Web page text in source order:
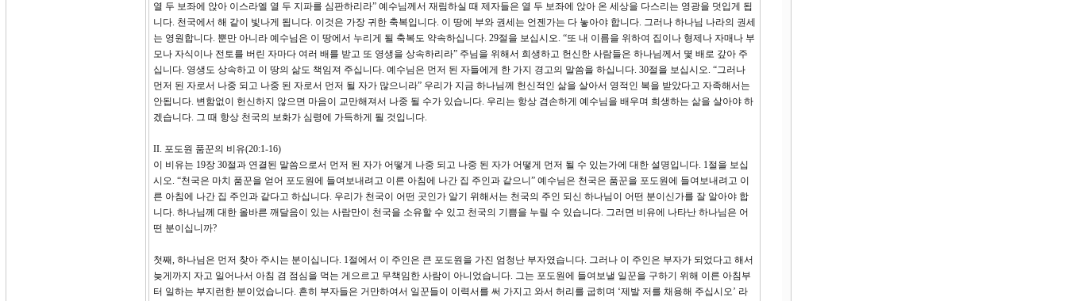
열 두 보좌에 앉아 이스라엘 열 두 지파를 심판하리라” 예수님께서 재림하실 때 제자들은 열 두 보좌에 앉아 온 세상을 다스리는 영광을 덧입게 됩
니다. 천국에서 해 같이 빛나게 됩니다. 이것은 가장 귀한 축복입니다. 이 땅에 부와 권세는 언젠가는 다 놓아야 합니다. 그러나 하나님 나라의 권세
는 영원합니다. 뿐만 아니라 예수님은 이 땅에서 누리게 될 축복도 약속하십니다. 29절을 보십시오. “또 내 이름을 위하여 집이나 형제나 자매나 부
모나 자식이나 전토를 버린 자마다 여러 배를 받고 또 영생을 상속하리라” 주님을 위해서 희생하고 헌신한 사람들은 하나님께서 몇 배로 갚아 주
십니다. 영생도 상속하고 이 땅의 삶도 책임져 주십니다. 예수님은 먼저 된 자들에게 한 가지 경고의 말씀을 하십니다. 30절을 보십시오. “그러나
먼저 된 자로서 나중 되고 나중 된 자로서 먼저 될 자가 많으니라” 우리가 지금 하나님께 헌신적인 삶을 살아서 영적인 복을 받았다고 자족해서는
안됩니다. 변함없이 헌신하지 않으면 마음이 교만해져서 나중 될 수가 있습니다. 우리는 항상 겸손하게 예수님을 배우며 희생하는 삶을 살아야 하
겠습니다. 그 때 항상 천국의 보화가 심령에 가득하게 될 것입니다.
II. 포도원 품꾼의 비유(20:1-16)
이 비유는 19장 30절과 연결된 말씀으로서 먼저 된 자가 어떻게 나중 되고 나중 된 자가 어떻게 먼저 될 수 있는가에 대한 설명입니다. 1절을 보십
시오. “천국은 마치 품꾼을 얻어 포도원에 들여보내려고 이른 아침에 나간 집 주인과 같으니” 예수님은 천국은 품꾼을 포도원에 들여보내려고 이
른 아침에 나간 집 주인과 같다고 하십니다. 우리가 천국이 어떤 곳인가 알기 위해서는 천국의 주인 되신 하나님이 어떤 분이신가를 잘 알아야 합
니다. 하나님께 대한 올바른 깨달음이 있는 사람만이 천국을 소유할 수 있고 천국의 기쁨을 누릴 수 있습니다. 그러면 비유에 나타난 하나님은 어
떤 분이십니까?
첫째, 하나님은 먼저 찾아 주시는 분이십니다. 1절에서 이 주인은 큰 포도원을 가진 엄청난 부자였습니다. 그러나 이 주인은 부자가 되었다고 해서
늦게까지 자고 일어나서 아침 겸 점심을 먹는 게으르고 무책임한 사람이 아니었습니다. 그는 포도원에 들여보낼 일꾼을 구하기 위해 이른 아침부
터 일하는 부지런한 분이었습니다. 흔히 부자들은 거만하여서 일꾼들이 이력서를 써 가지고 와서 허리를 굽히며 ‘제발 저를 채용해 주십시오’ 라